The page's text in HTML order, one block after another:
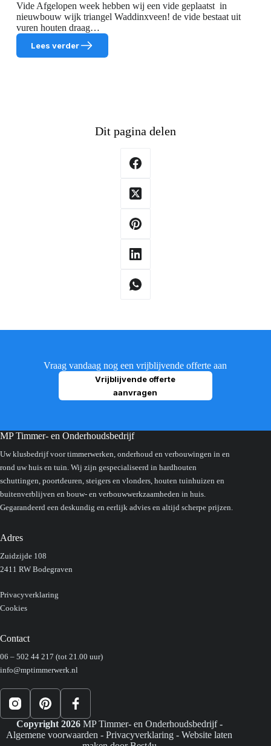
Vide Afgelopen week hebben wij een vide geplaatst in
nieuwbouw wijk triangel Waddinxveen! de vide bestaat uit
vuren houten draag…
Lees verder
vide
Dit pagina delen
Vraag vandaag nog een vrijblijvende offerte aan
Vrijblijvende offerte
aanvragen
MP Timmer- en Onderhoudsbedrijf
Uw klusbedrijf voor timmerwerken, onderhoud en verbouwingen in en
rond uw huis en tuin. Wij zijn gespecialiseerd in hardhouten
schuttingen, poortdeuren, steigers en vlonders, houten tuinhuizen en
buitenverblijven en bouw- en verbouwwerkzaamheden in huis.
Gegarandeerd een deskundig en eerlijk advies en altijd scherpe prijzen.
Adres
Zuidzijde 108
2411 RW Bodegraven
Privacyverklaring
Cookies
Contact
06 – 502 44 217 (tot 21.00 uur)
info@mptimmerwerk.nl
Copyright 2026MP Timmer- en Onderhoudsbedrijf -
Algemene voorwaarden -Privacyverklaring - Website laten